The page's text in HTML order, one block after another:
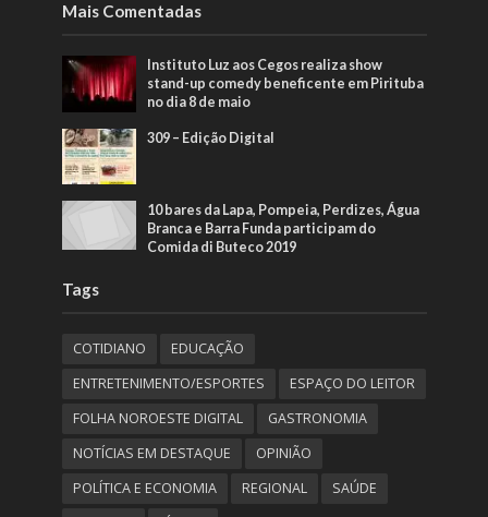
Mais Comentadas
Instituto Luz aos Cegos realiza show
stand-up comedy beneficente em Pirituba
no dia 8 de maio
309 – Edição Digital
10 bares da Lapa, Pompeia, Perdizes, Água
Branca e Barra Funda participam do
Comida di Buteco 2019
Tags
COTIDIANO
EDUCAÇÃO
ENTRETENIMENTO/ESPORTES
ESPAÇO DO LEITOR
FOLHA NOROESTE DIGITAL
GASTRONOMIA
NOTÍCIAS EM DESTAQUE
OPINIÃO
POLÍTICA E ECONOMIA
REGIONAL
SAÚDE